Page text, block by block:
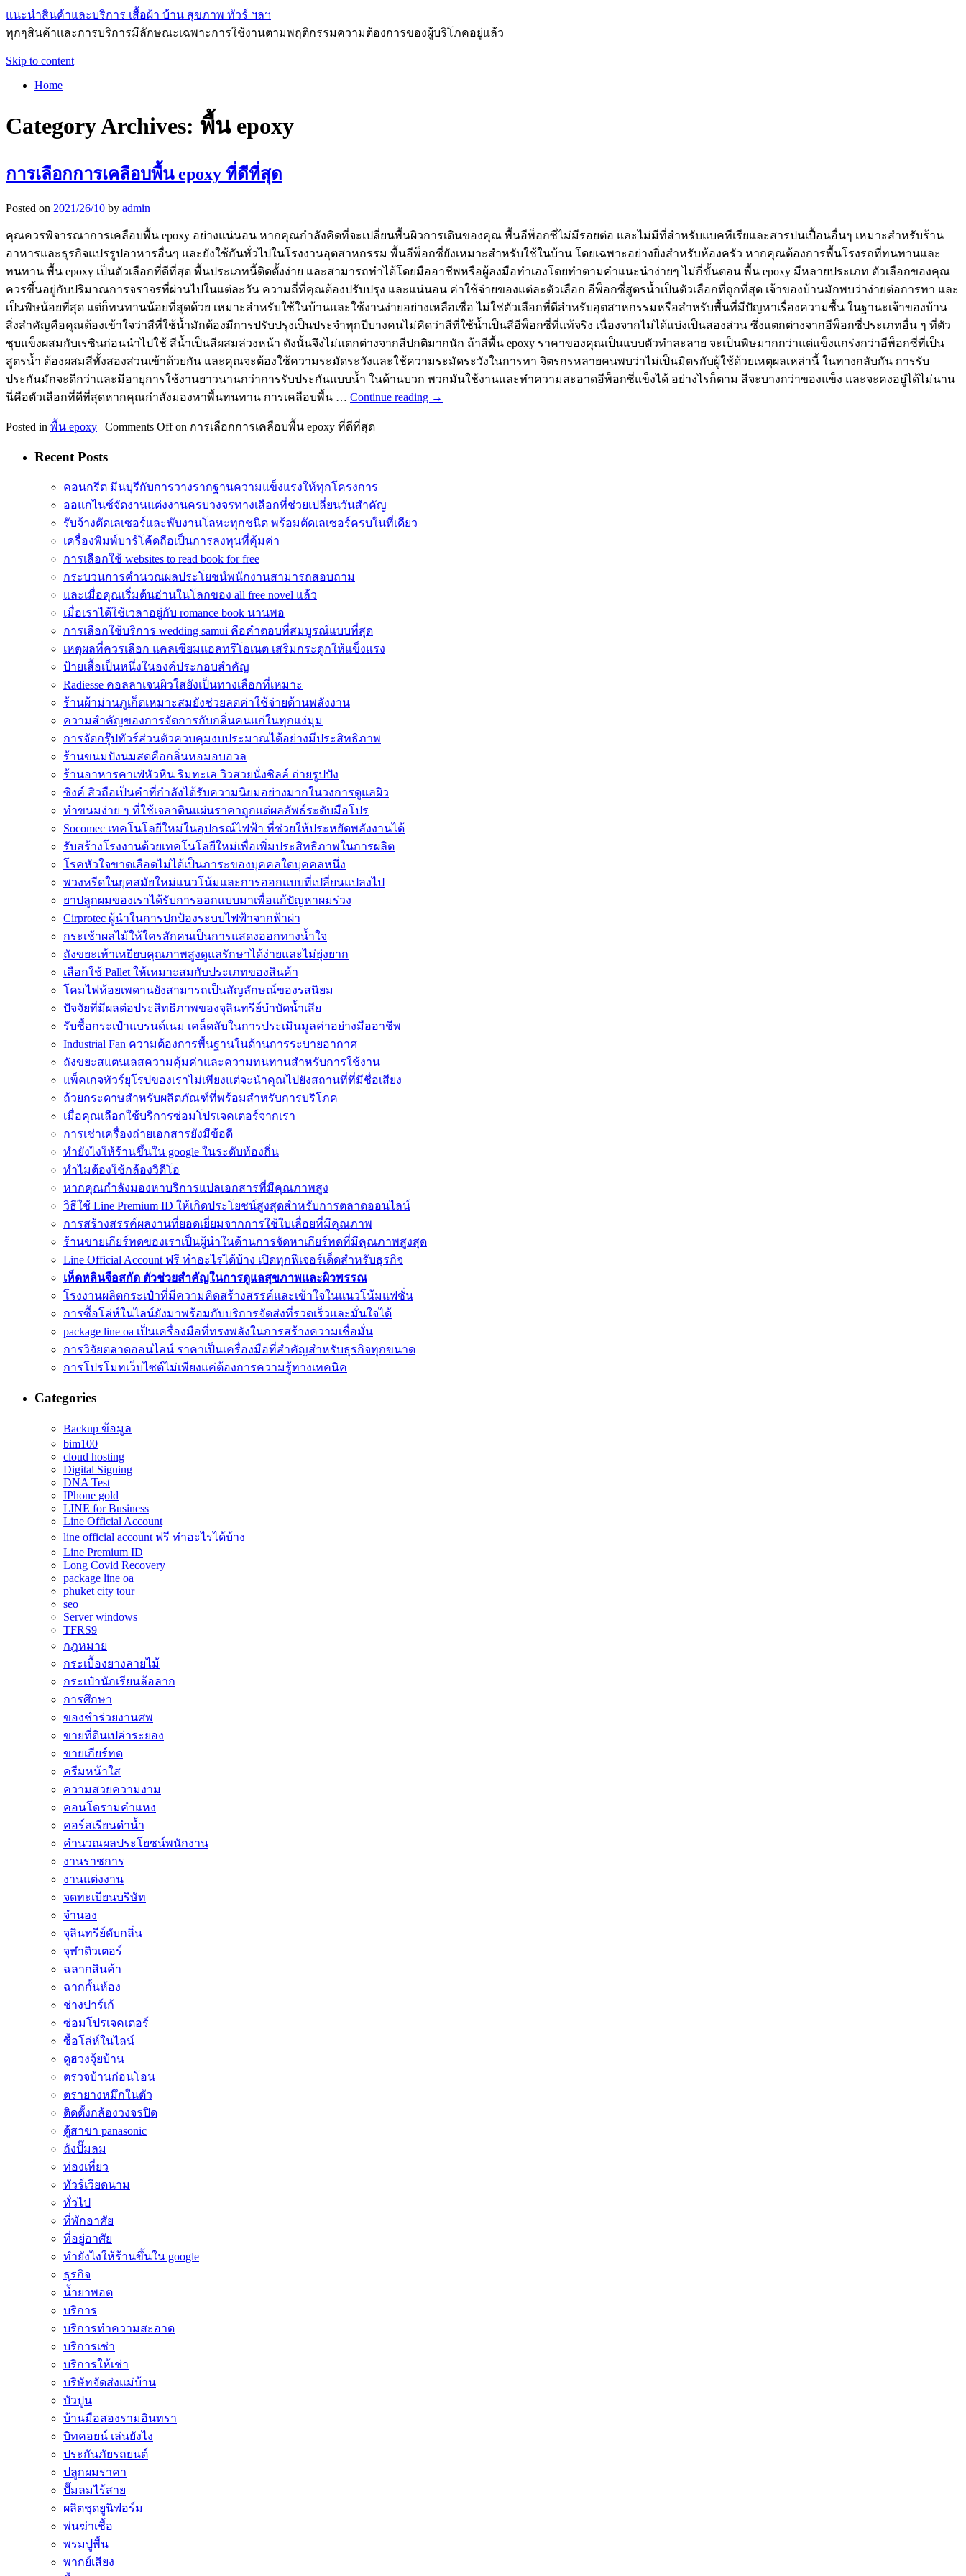
แนะนำสินค้าและบริการ เสื้อผ้า บ้าน สุขภาพ ทัวร์ ฯลฯ
ทุกๆสินค้าและการบริการมีลักษณะเฉพาะการใช้งานตามพฤติกรรมความต้องการของผู้บริโภคอยู่แล้ว
Skip to content
Home
Category Archives: พื้น epoxy
การเลือกการเคลือบพื้น epoxy ที่ดีที่สุด
Posted on 2021/26/10 by admin
คุณควรพิจารณาการเคลือบพื้น epoxy อย่างแน่นอน หากคุณกำลังคิดที่จะเปลี่ยนพื้นผิวการเดินของคุณ พื้นอีพ็อกซี่ไม่มีรอยต่อ และไม่มีที่สำหรับแบคทีเรียและสารปนเปื้อนอื่นๆ เหมาะสำหรับร้าน
อาหารและธุรกิจแปรรูปอาหารอื่นๆ และยังใช้กันทั่วไปในโรงงานอุตสาหกรรม พื้นอีพ็อกซี่ยังเหมาะสำหรับใช้ในบ้าน โดยเฉพาะอย่างยิ่งสำหรับห้องครัว หากคุณต้องการพื้นโรงรถที่ทนทานและ
ทนทาน พื้น epoxy เป็นตัวเลือกที่ดีที่สุด พื้นประเภทนี้ติดตั้งง่าย และสามารถทำได้โดยมืออาชีพหรือผู้ลงมือทำเองโดยทำตามคำแนะนำง่ายๆ ไม่กี่ขั้นตอน พื้น epoxy มีหลายประเภท ตัวเลือกของคุณ
ควรขึ้นอยู่กับปริมาณการจราจรที่ผ่านไปในแต่ละวัน ความถี่ที่คุณต้องปรับปรุง และแน่นอน ค่าใช้จ่ายของแต่ละตัวเลือก อีพ็อกซี่สูตรน้ำเป็นตัวเลือกที่ถูกที่สุด เจ้าของบ้านมักพบว่าง่ายต่อการทา และ
เป็นพิษน้อยที่สุด แต่ก็ทนทานน้อยที่สุดด้วย เหมาะสำหรับใช้ในบ้านและใช้งานง่ายอย่างเหลือเชื่อ ไม่ใช่ตัวเลือกที่ดีสำหรับอุตสาหกรรมหรือสำหรับพื้นที่มีปัญหาเรื่องความชื้น ในฐานะเจ้าของบ้าน
สิ่งสำคัญคือคุณต้องเข้าใจว่าสีที่ใช้น้ำมักต้องมีการปรับปรุงเป็นประจำทุกปีบางคนไม่คิดว่าสีที่ใช้น้ำเป็นสีอีพ็อกซี่ที่แท้จริง เนื่องจากไม่ได้แบ่งเป็นสองส่วน ซึ่งแตกต่างจากอีพ็อกซี่ประเภทอื่น ๆ ที่ตัว
ชุบแข็งผสมกับเรซินก่อนนำไปใช้ สีน้ำเป็นสีผสมล่วงหน้า ดังนั้นจึงไม่แตกต่างจากสีปกติมากนัก ถ้าสีพื้น epoxy ราคาของคุณเป็นแบบตัวทำละลาย จะเป็นพิษมากกว่าแต่แข็งแกร่งกว่าอีพ็อกซี่ที่เป็น
สูตรน้ำ ต้องผสมสีทั้งสองส่วนเข้าด้วยกัน และคุณจะต้องใช้ความระมัดระวังและใช้ความระมัดระวังในการทา จิตรกรหลายคนพบว่าไม่เป็นมิตรกับผู้ใช้ด้วยเหตุผลเหล่านี้ ในทางกลับกัน การรับ
ประกันมักจะดีกว่าและมีอายุการใช้งานยาวนานกว่าการรับประกันแบบน้ำ ในด้านบวก พวกมันใช้งานและทำความสะอาดอีพ็อกซี่แข็งได้ อย่างไรก็ตาม สีจะบางกว่าของแข็ง และจะคงอยู่ได้ไม่นาน
นี่คือตัวเลือกที่ดีที่สุดหากคุณกำลังมองหาพื้นทนทาน การเคลือบพื้น … Continue reading →
Posted in พื้น epoxy | Comments Offon การเลือกการเคลือบพื้น epoxy ที่ดีที่สุด
Recent Posts
คอนกรีต มีนบุรีกับการวางรากฐานความแข็งแรงให้ทุกโครงการ
ออแกไนซ์จัดงานแต่งงานครบวงจรทางเลือกที่ช่วยเปลี่ยนวันสำคัญ
รับจ้างตัดเลเซอร์และพับงานโลหะทุกชนิด พร้อมตัดเลเซอร์ครบในที่เดียว
เครื่องพิมพ์บาร์โค้ดถือเป็นการลงทุนที่คุ้มค่า
การเลือกใช้ websites to read book for free
กระบวนการคำนวณผลประโยชน์พนักงานสามารถสอบถาม
และเมื่อคุณเริ่มต้นอ่านในโลกของ all free novel แล้ว
เมื่อเราได้ใช้เวลาอยู่กับ romance book นานพอ
การเลือกใช้บริการ wedding samui คือคำตอบที่สมบูรณ์แบบที่สุด
เหตุผลที่ควรเลือก แคลเซียมแอลทรีโอเนต เสริมกระดูกให้แข็งแรง
ป้ายเสื้อเป็นหนึ่งในองค์ประกอบสำคัญ
Radiesse คอลลาเจนผิวใสยังเป็นทางเลือกที่เหมาะ
ร้านผ้าม่านภูเก็ตเหมาะสมยังช่วยลดค่าใช้จ่ายด้านพลังงาน
ความสำคัญของการจัดการกับกลิ่นคนแก่ในทุกแง่มุม
การจัดกรุ๊ปทัวร์ส่วนตัวควบคุมงบประมาณได้อย่างมีประสิทธิภาพ
ร้านขนมปังนมสดคือกลิ่นหอมอบอวล
ร้านอาหารคาเฟ่หัวหิน ริมทะเล วิวสวยนั่งชิลล์ ถ่ายรูปปัง
ซิงค์ สิวถือเป็นคำที่กำลังได้รับความนิยมอย่างมากในวงการดูแลผิว
ทำขนมง่าย ๆ ที่ใช้เจลาตินแผ่นราคาถูกแต่ผลลัพธ์ระดับมือโปร
Socomec เทคโนโลยีใหม่ในอุปกรณ์ไฟฟ้า ที่ช่วยให้ประหยัดพลังงานได้
รับสร้างโรงงานด้วยเทคโนโลยีใหม่เพื่อเพิ่มประสิทธิภาพในการผลิต
โรคหัวใจขาดเลือดไม่ได้เป็นภาระของบุคคลใดบุคคลหนึ่ง
พวงหรีดในยุคสมัยใหม่แนวโน้มและการออกแบบที่เปลี่ยนแปลงไป
ยาปลูกผมของเราได้รับการออกแบบมาเพื่อแก้ปัญหาผมร่วง
Cirprotec ผู้นำในการปกป้องระบบไฟฟ้าจากฟ้าผ่า
กระเช้าผลไม้ให้ใครสักคนเป็นการแสดงออกทางน้ำใจ
ถังขยะเท้าเหยียบคุณภาพสูงดูแลรักษาได้ง่ายและไม่ยุ่งยาก
เลือกใช้ Pallet ให้เหมาะสมกับประเภทของสินค้า
โคมไฟห้อยเพดานยังสามารถเป็นสัญลักษณ์ของรสนิยม
ปัจจัยที่มีผลต่อประสิทธิภาพของจุลินทรีย์บำบัดน้ำเสีย
รับซื้อกระเป๋าแบรนด์เนม เคล็ดลับในการประเมินมูลค่าอย่างมืออาชีพ
Industrial Fan ความต้องการพื้นฐานในด้านการระบายอากาศ
ถังขยะสแตนเลสความคุ้มค่าและความทนทานสำหรับการใช้งาน
แพ็คเกจทัวร์ยุโรปของเราไม่เพียงแต่จะนำคุณไปยังสถานที่ที่มีชื่อเสียง
ถ้วยกระดาษสำหรับผลิตภัณฑ์ที่พร้อมสำหรับการบริโภค
เมื่อคุณเลือกใช้บริการซ่อมโปรเจคเตอร์จากเรา
การเช่าเครื่องถ่ายเอกสารยังมีข้อดี
ทํายังไงให้ร้านขึ้นใน google ในระดับท้องถิ่น
ทำไมต้องใช้กล้องวิดีโอ
หากคุณกำลังมองหาบริการแปลเอกสารที่มีคุณภาพสูง
วิธีใช้ Line Premium ID ให้เกิดประโยชน์สูงสุดสำหรับการตลาดออนไลน์
การสร้างสรรค์ผลงานที่ยอดเยี่ยมจากการใช้ใบเลื่อยที่มีคุณภาพ
ร้านขายเกียร์ทดของเราเป็นผู้นำในด้านการจัดหาเกียร์ทดที่มีคุณภาพสูงสุด
Line Official Account ฟรี ทำอะไรได้บ้าง เปิดทุกฟีเจอร์เด็ดสำหรับธุรกิจ
เห็ดหลินจือสกัด ตัวช่วยสำคัญในการดูแลสุขภาพและผิวพรรณ
โรงงานผลิตกระเป๋าที่มีความคิดสร้างสรรค์และเข้าใจในแนวโน้มแฟชั่น
การซื้อโล่ห์ในไลน์ยังมาพร้อมกับบริการจัดส่งที่รวดเร็วและมั่นใจได้
package line oa เป็นเครื่องมือที่ทรงพลังในการสร้างความเชื่อมั่น
การวิจัยตลาดออนไลน์ ราคาเป็นเครื่องมือที่สำคัญสำหรับธุรกิจทุกขนาด
การโปรโมทเว็บไซต์ไม่เพียงแค่ต้องการความรู้ทางเทคนิค
Categories
Backup ข้อมูล
bim100
cloud hosting
Digital Signing
DNA Test
IPhone gold
LINE for Business
Line Official Account
line official account ฟรี ทําอะไรได้บ้าง
Line Premium ID
Long Covid Recovery
package line oa
phuket city tour
seo
Server windows
TFRS9
กฎหมาย
กระเบื้องยางลายไม้
กระเป๋านักเรียนล้อลาก
การศึกษา
ของชำร่วยงานศพ
ขายที่ดินเปล่าระยอง
ขายเกียร์ทด
ครีมหน้าใส
ความสวยความงาม
คอนโดรามคำแหง
คอร์สเรียนดำน้ำ
คำนวณผลประโยชน์พนักงาน
งานราชการ
งานแต่งงาน
จดทะเบียนบริษัท
จำนอง
จุลินทรีย์ดับกลิ่น
จุฬาติวเตอร์
ฉลากสินค้า
ฉากกั้นห้อง
ช่างปาร์เก้
ซ่อมโปรเจคเตอร์
ซื้อโล่ห์ในไลน์
ดูฮวงจุ้ยบ้าน
ตรวจบ้านก่อนโอน
ตรายางหมึกในตัว
ติดตั้งกล้องวงจรปิด
ตู้สาขา panasonic
ถังปั๊มลม
ท่องเที่ยว
ทัวร์เวียดนาม
ทั่วไป
ที่พักอาศัย
ที่อยู่อาศัย
ทํายังไงให้ร้านขึ้นใน google
ธุรกิจ
น้ำยาพอต
บริการ
บริการทำความสะอาด
บริการเช่า
บริการให้เช่า
บริษัทจัดส่งแม่บ้าน
บัวปูน
บ้านมือสองรามอินทรา
บิทคอยน์ เล่นยังไง
ประกันภัยรถยนต์
ปลูกผมราคา
ปั๊มลมไร้สาย
ผลิตชุดยูนิฟอร์ม
พ่นฆ่าเชื้อ
พรมปูพื้น
พากย์เสียง